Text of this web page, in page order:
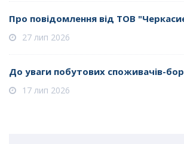
Про повідомлення від ТОВ
27 лип 2026
До уваги побутових споживачів-
17 лип 2026